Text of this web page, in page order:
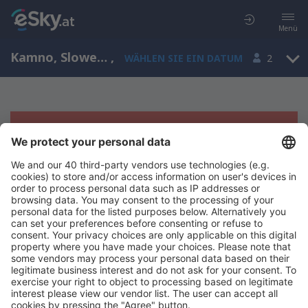
Menü
Kamno, Slowenien , WÄHLEN SIE EIN DATUM 2
Es tut uns leid, wir können keine
Ergebnisse aufzeigen
Bitte starten Sie Ihre Suche erneut mit anderen Suchkriterien.